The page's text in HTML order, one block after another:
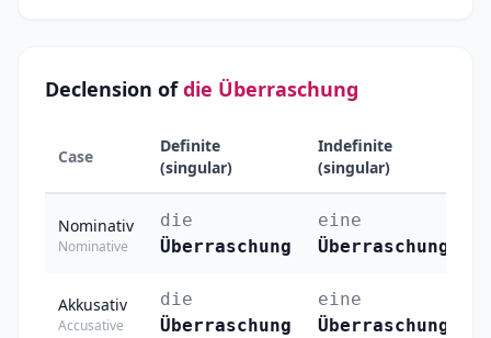
Declension ofdie Überraschung
Case
Definite
(singular)
Indefinite
(singular)
Nominativ
Nominative
die
Überraschung
eine
Überraschung
Akkusativ
Accusative
die
Überraschung
eine
Überraschung